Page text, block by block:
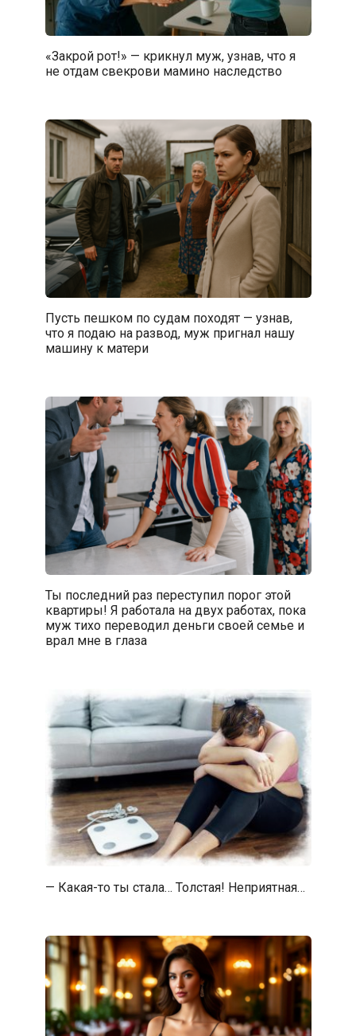
«Закрой рот!» — крикнул муж, узнав, что я
не отдам свекрови мамино наследство
Пусть пешком по судам походят — узнав,
что я подаю на развод, муж пригнал нашу
машину к матери
Ты последний раз переступил порог этой
квартиры! Я работала на двух работах, пока
муж тихо переводил деньги своей семье и
врал мне в глаза
— Какая-то ты стала… Толстая! Неприятная…